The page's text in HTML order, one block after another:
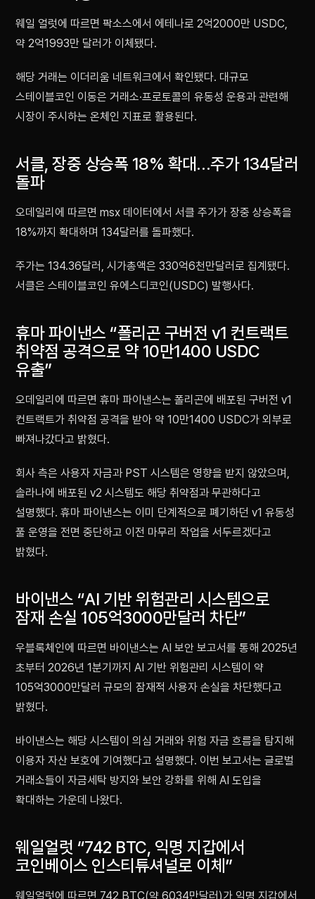
웨일 얼럿에 따르면 팍소스에서 에테나로 2억2000만 USDC,
약 2억1993만 달러가 이체됐다.
해당 거래는 이더리움 네트워크에서 확인됐다. 대규모
스테이블코인 이동은 거래소·프로토콜의 유동성 운용과 관련해
시장이 주시하는 온체인 지표로 활용된다.
서클, 장중 상승폭 18% 확대…주가 134달러
돌파
오데일리에 따르면 msx 데이터에서 서클 주가가 장중 상승폭을
18%까지 확대하며 134달러를 돌파했다.
주가는 134.36달러, 시가총액은 330억6천만달러로 집계됐다.
서클은 스테이블코인 유에스디코인(USDC) 발행사다.
휴마 파이낸스 “폴리곤 구버전 v1 컨트랙트
취약점 공격으로 약 10만1400 USDC
유출”
오데일리에 따르면 휴마 파이낸스는 폴리곤에 배포된 구버전 v1
컨트랙트가 취약점 공격을 받아 약 10만1400 USDC가 외부로
빠져나갔다고 밝혔다.
회사 측은 사용자 자금과 PST 시스템은 영향을 받지 않았으며,
솔라나에 배포된 v2 시스템도 해당 취약점과 무관하다고
설명했다. 휴마 파이낸스는 이미 단계적으로 폐기하던 v1 유동성
풀 운영을 전면 중단하고 이전 마무리 작업을 서두르겠다고
밝혔다.
바이낸스 “AI 기반 위험관리 시스템으로
잠재 손실 105억3000만달러 차단”
우블록체인에 따르면 바이낸스는 AI 보안 보고서를 통해 2025년
초부터 2026년 1분기까지 AI 기반 위험관리 시스템이 약
105억3000만달러 규모의 잠재적 사용자 손실을 차단했다고
밝혔다.
바이낸스는 해당 시스템이 의심 거래와 위험 자금 흐름을 탐지해
이용자 자산 보호에 기여했다고 설명했다. 이번 보고서는 글로벌
거래소들이 자금세탁 방지와 보안 강화를 위해 AI 도입을
확대하는 가운데 나왔다.
웨일얼럿 “742 BTC, 익명 지갑에서
코인베이스 인스티튜셔널로 이체”
웨일얼럿에 따르면 742 BTC(약 6034만달러)가 익명 지갑에서